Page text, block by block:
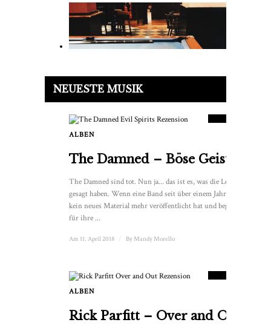
NEUESTE MUSIK
ALBEN
The Damned – Böse Geister
The Damned sind tot. Nun ja... das ist es, was die Leute
gesagt haben. Wenn eine Band seit über einem Jahrzehnt
kein neues Material mehr veröffentlicht hat und beginnt,
für ihre ...
Am 11. April 2018 By Mandy Morello
PUNKTESTAND
ALBEN
Rick Parfitt – Over and Out